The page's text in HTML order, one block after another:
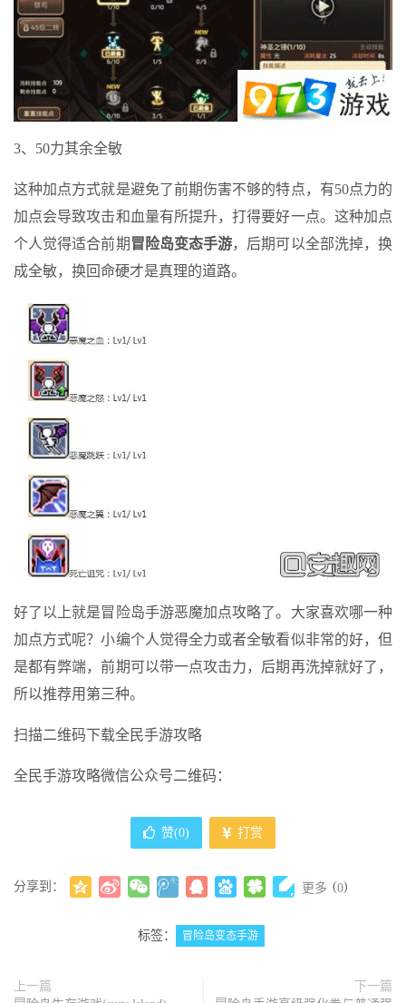
3、50力其余全敏
这种加点方式就是避免了前期伤害不够的特点，有50点力的
加点会导致攻击和血量有所提升，打得要好一点。这种加点
个人觉得适合前期 冒险岛变态手游，后期可以全部洗掉，换
成全敏，换回命硬才是真理的道路。
好了以上就是冒险岛手游恶魔加点攻略了。大家喜欢哪一种
加点方式呢？小编个人觉得全力或者全敏看似非常的好，但
是都有弊端，前期可以带一点攻击力，后期再洗掉就好了，
所以推荐用第三种。
扫描二维码下载全民手游攻略
全民手游攻略微信公众号二维码：
赞(0) 打赏
分享到： 更多 (0)
标签： 冒险岛变态手游
上一篇
下一篇